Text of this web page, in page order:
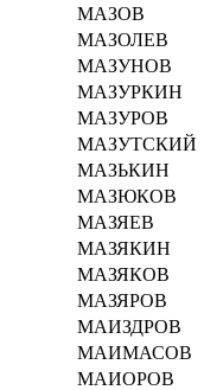
МАЗОВ
МАЗОЛЕВ
МАЗУНОВ
МАЗУРКИН
МАЗУРОВ
МАЗУТСКИЙ
МАЗЬКИН
МАЗЮКОВ
МАЗЯЕВ
МАЗЯКИН
МАЗЯКОВ
МАЗЯРОВ
МАИЗДРОВ
МАИМАСОВ
МАИОРОВ